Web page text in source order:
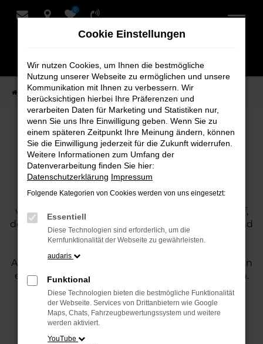
Zum
0
Startseite Ankauf
Autoankauf bei Schmidt + Koch –
Ihr starker Partner für den
Fahrzeugverkauf in Ihrer Nähe
Sie spielen mit dem Gedanken, Ihr Fahrzeug zu
verkaufen, und wünschen sich einen Autoankauf,
der schnell, fair und komfortabel abläuft? Dann sind
Sie bei uns genau richtig. Als erfahrener
Autoankauf kompetent zur Seite und bieten Ihnen
einen zuverlässigen Service direkt in Ihrer Region.
Ihre Vorteile Ablauf Angebot einholen
Cookie Einstellungen
Wir nutzen Cookies, um Ihnen die bestmögliche
Nutzung unserer Webseite zu ermöglichen und unsere
Kommunikation mit Ihnen zu verbessern. Wir
berücksichtigen hierbei Ihre Präferenzen und
verarbeiten Daten für Marketing und Statistiken nur,
wenn Sie uns Ihre Einwilligung geben. Wenn Sie zu
einem späteren Zeitpunkt Ihre Meinung ändern, können
Sie die Einwilligung jederzeit für die Zukunft widerrufen.
Weitere Informationen zum Umfang der
Datenverarbeitung finden Sie hier:
Datenschutzerklärung Impressum
Folgende Kategorien von Cookies werden von uns eingesetzt:
Essentiell
Diese Technologien sind erforderlich, um die
Kernfunktionalität der Webseite zu gewährleisten.
audaris
Funktional
Diese Technologien bieten die bestmögliche Funktionalität
der Webseite. Services von Drittanbietern wie Google
Maps, Chats, Fahrzeugbewertungssystem und weitere
werden aktiviert.
YouTube